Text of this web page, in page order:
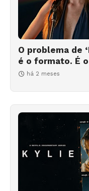
O problema de
é o formato. É
há 2 meses